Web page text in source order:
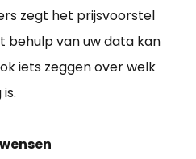
zegt het prijsvoorstel
behulp van uw data kan
iets zeggen over welk